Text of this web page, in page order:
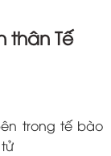
thân Tế
trong tế bào